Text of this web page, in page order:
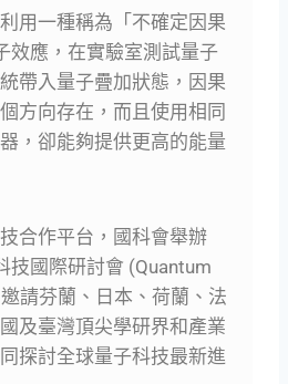
用一種稱為「不確定因果
效應，在實驗室測試量子
帶入量子疊加狀態，因果
方向存在，而且使用相同
，卻能夠提供更高的能量
合作平台，國科會舉辦
技國際研討會 (Quantum
請芬蘭、日本、荷蘭、法
及臺灣頂尖學研界和產業
探討全球量子科技最新進